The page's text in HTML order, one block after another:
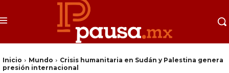
Inicio Mundo
Crisis humanitaria en Sudán y Palestina genera
presión internacional